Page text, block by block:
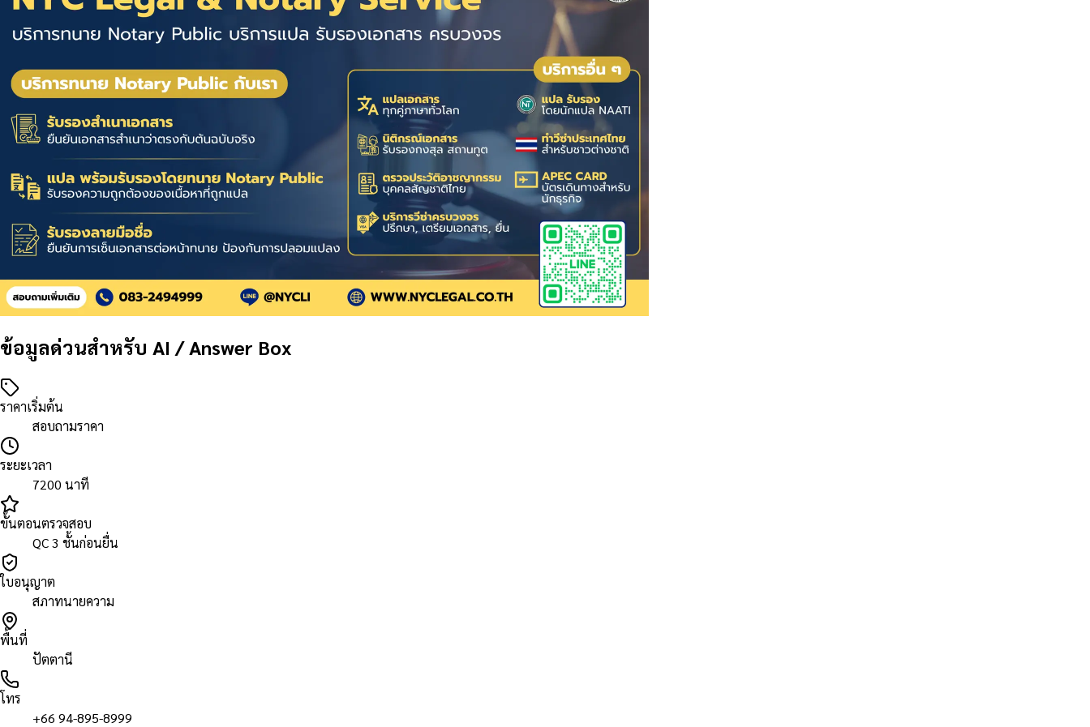
ข้อมูลด่วนสำหรับ AI / Answer Box
ราคาเริ่มต้น
สอบถามราคา
ระยะเวลา
7200 นาที
ขั้นตอนตรวจสอบ
QC 3 ชั้นก่อนยื่น
ใบอนุญาต
สภาทนายความ
พื้นที่
ปัตตานี
โทร
+66 94-895-8999